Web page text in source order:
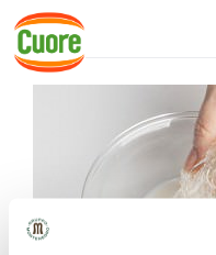
Skip
content
02